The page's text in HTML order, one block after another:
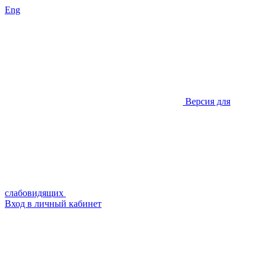
Eng
Версия для
слабовидящих
Вход в личный кабинет